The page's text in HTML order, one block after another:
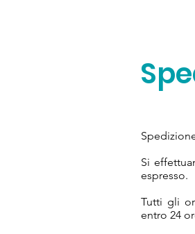
Si
espresso.
Tutti gli
entro 24